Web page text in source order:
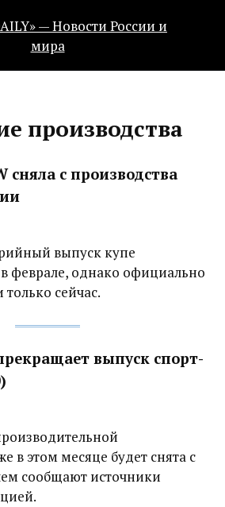
производства
сняла с производства
выпуск купе
феврале, однако официально
сейчас.
выпуск спорт-
в этом месяце будет снята с
сообщают источники